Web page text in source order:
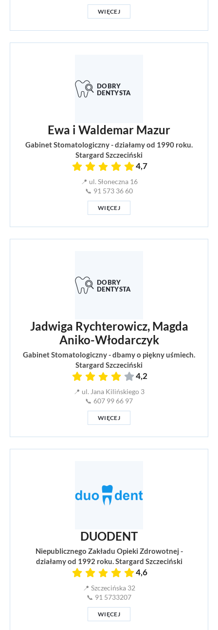
WIĘCEJ
Ewa i Waldemar Mazur
Gabinet Stomatologiczny - działamy od 1990 roku.
Stargard Szczeciński
4,7
📍 ul. Słoneczna 16
📞 91 573 36 60
WIĘCEJ
Jadwiga Rychterowicz, Magda
Aniko-Włodarczyk
Gabinet Stomatologiczny - dbamy o piękny uśmiech.
Stargard Szczeciński
4,2
📍 ul. Jana Kilińskiego 3
📞 607 99 66 97
WIĘCEJ
DUODENT
Niepublicznego Zakładu Opieki Zdrowotnej -
działamy od 1992 roku. Stargard Szczeciński
4,6
📍 Szczecińska 32
📞 91 5733207
WIĘCEJ